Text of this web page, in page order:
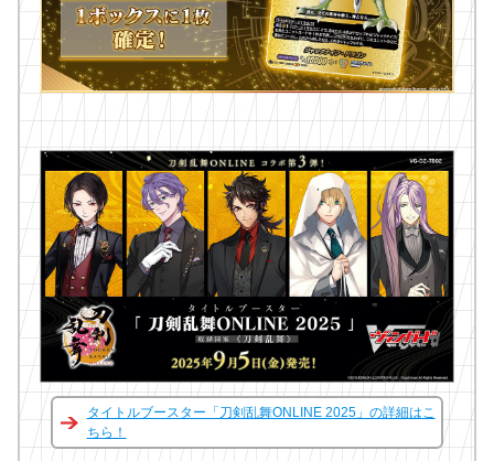
タイトルブースター「刀剣乱舞ONLINE 2025」の詳細はこ
ちら！